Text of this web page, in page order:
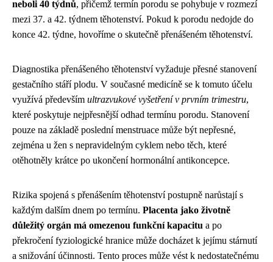
neboli 40 týdnů, přičemž termín porodu se pohybuje v rozmezí
mezi 37. a 42. týdnem těhotenství. Pokud k porodu nedojde do
konce 42. týdne, hovoříme o skutečně přenášeném těhotenství.
Diagnostika přenášeného těhotenství vyžaduje přesné stanovení
gestačního stáří plodu. V současné medicíně se k tomuto účelu
využívá především ultrazvukové vyšetření v prvním trimestru,
které poskytuje nejpřesnější odhad termínu porodu. Stanovení
pouze na základě poslední menstruace může být nepřesné,
zejména u žen s nepravidelným cyklem nebo těch, které
otěhotněly krátce po ukončení hormonální antikoncepce.
Rizika spojená s přenášením těhotenství postupně narůstají s
každým dalším dnem po termínu. Placenta jako životně
důležitý orgán má omezenou funkční kapacitu a po
překročení fyziologické hranice může docházet k jejímu stárnutí
a snižování účinnosti. Tento proces může vést k nedostatečnému